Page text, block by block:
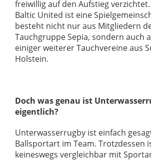
freiwillig auf den Aufstieg verzichtet.
Baltic United ist eine
besteht nicht nur aus Mitgliedern
Tauchgruppe Sepia, sondern auch
einiger weiterer Tauchvereine aus
Holstein.
Doch was genau ist
eigentlich?
Unterwasserrugby ist einfach
Ballsportart im Team. Trotzdessen
keineswegs vergleichbar mit